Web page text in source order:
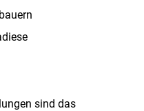
sind das